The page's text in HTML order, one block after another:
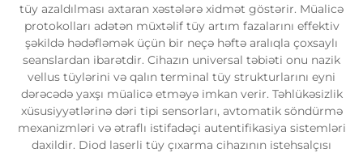
tüy azaldılması axtaran xəstələrə xidmət göstərir. Müalicə
protokolları adətən müxtəlif tüy artım fazalarını effektiv
şəkildə hədəfləmək üçün bir neçə həftə aralıqla çoxsaylı
seanslardan ibarətdir. Cihazın universal təbiəti onu nazik
vellus tüylərini və qalın terminal tüy strukturlarını eyni
dərəcədə yaxşı müalicə etməyə imkan verir. Təhlükəsizlik
xüsusiyyətlərinə dəri tipi sensorları, avtomatik söndürmə
mexanizmləri və ətraflı istifadəçi autentifikasiya sistemləri
daxildir. Diod laserli tüy çıxarma cihazının istehsalçısı